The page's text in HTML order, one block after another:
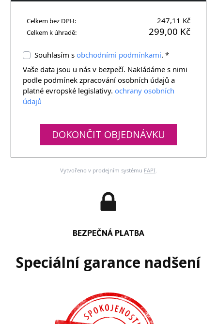
Celkem bez DPH: 247,11 Kč
Celkem k úhradě: 299,00 Kč
Souhlasím sobchodními podmínkami. *
Vaše data jsou u nás v bezpečí. Nakládáme s nimi
podle podmínek zpracování osobních údajů a
platné evropské legislativy.ochrany osobních
údajů
DOKONČIT OBJEDNÁVKU
Vytvořeno v prodejním systému FAPI.
BEZPEČNÁ PLATBA
Speciální garance nadšení